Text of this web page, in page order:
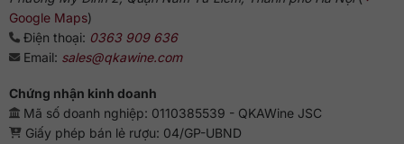
Google Maps)
Điện thoại: 0363 909 636
Email: sales@qkawine.com
Chứng nhận kinh doanh
Mã số doanh nghiệp: 0110385539 - QKAWine JSC
Giấy phép bán lẻ rượu: 04/GP-UBND